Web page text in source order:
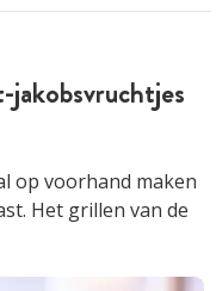
jakobsvruchtjes
op voorhand maken
Het grillen van de